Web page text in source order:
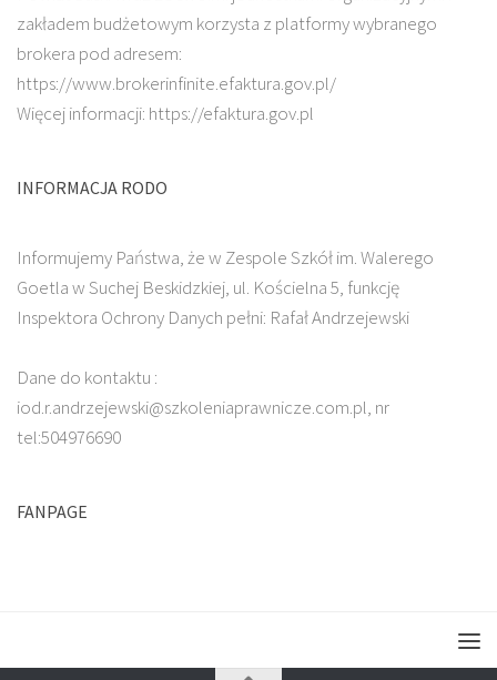
zakładem budżetowym korzysta z platformy wybranego
brokera pod adresem:
https://www.brokerinfinite.efaktura.gov.pl/
Więcej informacji: https://efaktura.gov.pl
INFORMACJA RODO
Informujemy Państwa, że w Zespole Szkół im. Walerego
Goetla w Suchej Beskidzkiej, ul. Kościelna 5, funkcję
Inspektora Ochrony Danych pełni: Rafał Andrzejewski
Dane do kontaktu :
iod.r.andrzejewski@szkoleniaprawnicze.com.pl, nr
tel:504976690
FANPAGE